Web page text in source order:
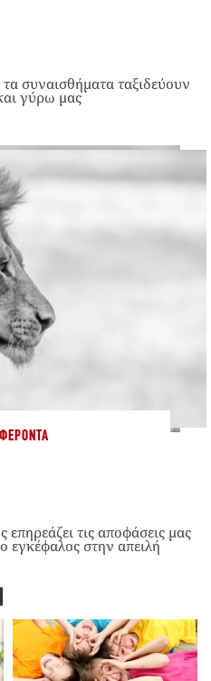
συναισθήματα ταξιδεύουν
γύρω μας
τις αποφάσεις μας
εγκέφαλος στην απειλή